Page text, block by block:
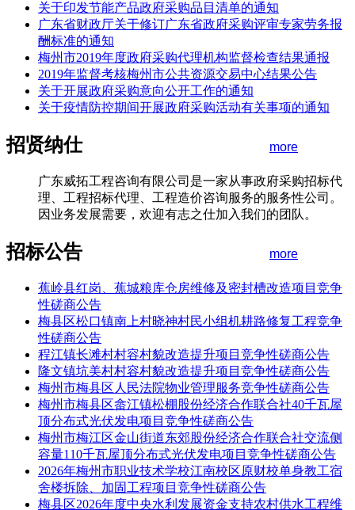
关于印发节能产品政府采购品目清单的通知
广东省财政厅关于修订广东省政府采购评审专家劳务报
酬标准的通知
梅州市2019年度政府采购代理机构监督检查结果通报
2019年监督考核梅州市公共资源交易中心结果公告
关于开展政府采购意向公开工作的通知
关于疫情防控期间开展政府采购活动有关事项的通知
招贤纳仕 more
广东威拓工程咨询有限公司是一家从事政府采购招标代
理、工程招标代理、工程造价咨询服务的服务性公司。
因业务发展需要，欢迎有志之仕加入我们的团队。
招标公告 more
蕉岭县红岗、蕉城粮库仓房维修及密封槽改造项目竞争
性磋商公告
梅县区松口镇南上村晓神村民小组机耕路修复工程竞争
性磋商公告
程江镇长滩村村容村貌改造提升项目竞争性磋商公告
隆文镇坑美村村容村貌改造提升项目竞争性磋商公告
梅州市梅县区人民法院物业管理服务竞争性磋商公告
梅州市梅县区畲江镇松棚股份经济合作联合社40千瓦屋
顶分布式光伏发电项目竞争性磋商公告
梅州市梅江区金山街道东郊股份经济合作联合社交流侧
容量110千瓦屋顶分布式光伏发电项目竞争性磋商公告
2026年梅州市职业技术学校江南校区原财校单身教工宿
舍楼拆除、加固工程项目竞争性磋商公告
梅县区2026年度中央水利发展资金支持农村供水工程维